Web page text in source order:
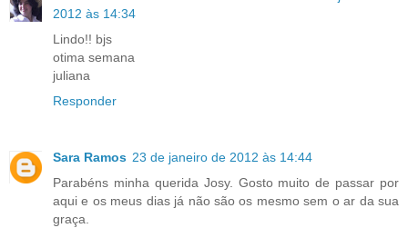
2012 às 14:34
Lindo!! bjs
otima semana
juliana
Responder
Sara Ramos 23 de janeiro de 2012 às 14:44
Parabéns minha querida Josy. Gosto muito de passar por
aqui e os meus dias já não são os mesmo sem o ar da sua
graça.